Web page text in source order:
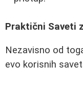
Praktični Saveti
Nezavisno od
evo korisnih